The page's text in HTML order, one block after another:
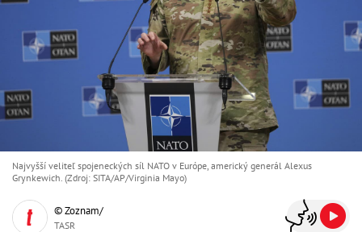
Najvyšší veliteľ spojeneckých síl NATO v Európe, americký generál Alexus
Grynkewich. (Zdroj: SITA/AP/Virginia Mayo)
© Zoznam/
TASR